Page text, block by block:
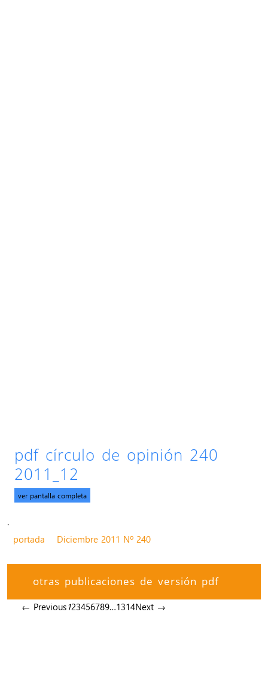
pdf círculo de opinión 240
2011_12
ver pantalla completa
.
portada
Diciembre 2011 Nº 240
otras publicaciones de versión pdf
← Previous123456789…1314Next →